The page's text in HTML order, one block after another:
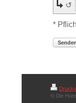
↺
*
© Die